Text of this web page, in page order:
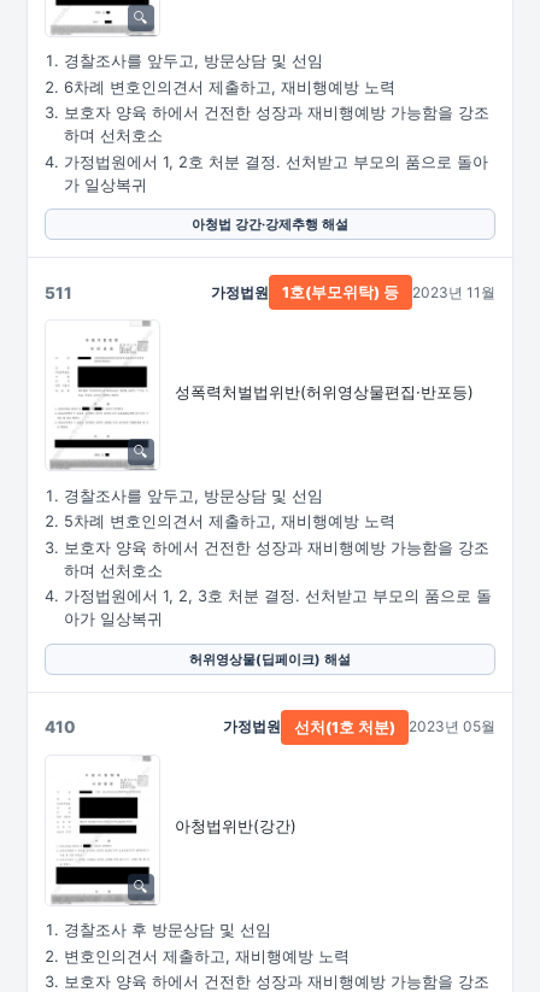
경찰조사를 앞두고, 방문상담 및 선임
6차례 변호인의견서 제출하고, 재비행예방 노력
보호자 양육 하에서 건전한 성장과 재비행예방 가능함을 강조
하며 선처호소
가정법원에서 1, 2호 처분 결정. 선처받고 부모의 품으로 돌아
가 일상복귀
아청법 강간·강제추행 해설
511
성폭력처벌법위반(허위영상물편집·반포등)
가정법원 1호(부모위탁) 등 2023년 11월
경찰조사를 앞두고, 방문상담 및 선임
5차례 변호인의견서 제출하고, 재비행예방 노력
보호자 양육 하에서 건전한 성장과 재비행예방 가능함을 강조
하며 선처호소
가정법원에서 1, 2, 3호 처분 결정. 선처받고 부모의 품으로 돌
아가 일상복귀
허위영상물(딥페이크) 해설
410
아청법위반(강간)
가정법원 선처(1호 처분) 2023년 05월
경찰조사 후 방문상담 및 선임
변호인의견서 제출하고, 재비행예방 노력
보호자 양육 하에서 건전한 성장과 재비행예방 가능함을 강조